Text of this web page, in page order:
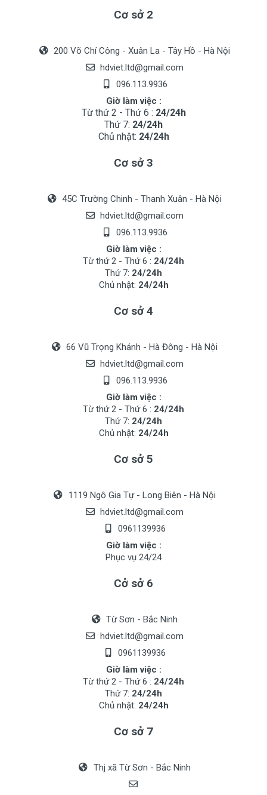
Cơ sở 2
200 Võ Chí Công - Xuân La - Tây Hồ - Hà Nội
hdviet.ltd@gmail.com
096.113.9936
Giờ làm việc :
Từ thứ 2 - Thứ 6 : 24/24h
Thứ 7: 24/24h
Chủ nhật: 24/24h
Cơ sở 3
45C Trường Chinh - Thanh Xuân - Hà Nội
hdviet.ltd@gmail.com
096.113.9936
Giờ làm việc :
Từ thứ 2 - Thứ 6 : 24/24h
Thứ 7: 24/24h
Chủ nhật: 24/24h
Cơ sở 4
66 Vũ Trọng Khánh - Hà Đông - Hà Nội
hdviet.ltd@gmail.com
096.113.9936
Giờ làm việc :
Từ thứ 2 - Thứ 6 : 24/24h
Thứ 7: 24/24h
Chủ nhật: 24/24h
Cơ sở 5
1119 Ngô Gia Tự - Long Biên - Hà Nội
hdviet.ltd@gmail.com
0961139936
Giờ làm việc :
Phục vụ 24/24
Cở sở 6
Từ Sơn - Bắc Ninh
hdviet.ltd@gmail.com
0961139936
Giờ làm việc :
Từ thứ 2 - Thứ 6 : 24/24h
Thứ 7: 24/24h
Chủ nhật: 24/24h
Cơ sở 7
Thj xã Từ Sơn - Bắc Ninh